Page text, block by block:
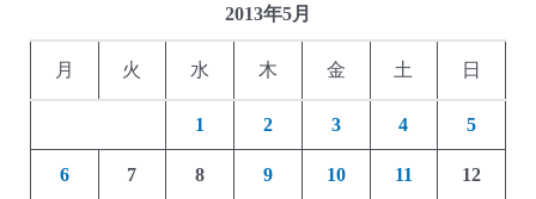
2013年5月
月 火 水 木 金 土 日
1 2 3 4 5
6 7 8 9 10 11 12